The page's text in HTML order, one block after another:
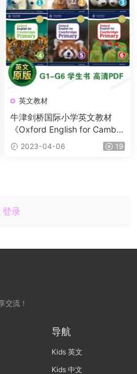
英文教材
牛津剑桥国际小学英文教材
《Oxford English for Cambri
dge Primary》1-6 在家也能
轻松自学的英语入门教材
2023-04-06 19
登录
交流！
导航
Kids 英文
Kids 中文